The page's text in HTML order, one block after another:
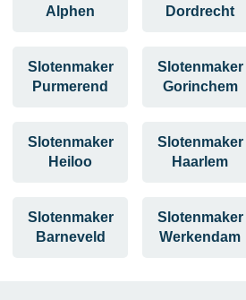
Alphen
Dordrecht
Slotenmaker
Purmerend
Slotenmaker
Gorinchem
Slotenmaker
Heiloo
Slotenmaker
Haarlem
Slotenmaker
Barneveld
Slotenmaker
Werkendam